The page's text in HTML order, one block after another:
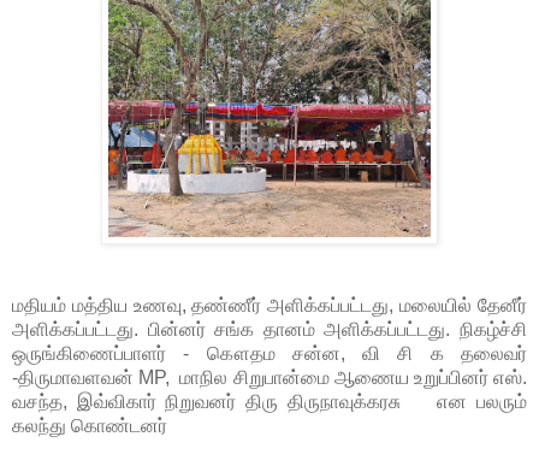
மதியம் மத்திய உணவு, தண்ணீர் அளிக்கப்பட்டது, மலையில் தேனீர்
அளிக்கப்பட்டது. பின்னர் சங்க தானம் அளிக்கப்பட்டது. நிகழ்ச்சி
ஒருங்கிணைப்பாளர் - கௌதம சன்ன,வி சி க தலைவர்
-திருமாவளவன் MP,மாநில சிறுபான்மை ஆணைய உறுப்பினர் எஸ்.
வசந்த, இவ்விகார் நிறுவனர் திரு திருநாவுக்கரசு
என பலரும்
கலந்து கொண்டனர்